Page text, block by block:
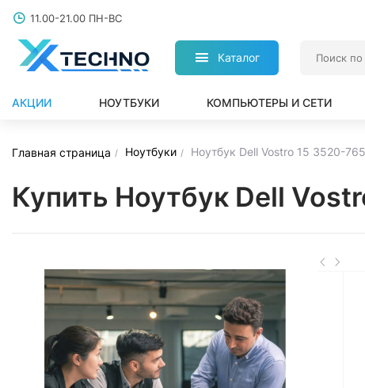
11.00-21.00 ПН-ВС
Каталог
АКЦИИ НОУТБУКИ КОМПЬЮТЕРЫ И СЕТИ
Главная страница Ноутбуки Ноутбук Dell Vostro 15 3520-
Купить Ноутбук Dell